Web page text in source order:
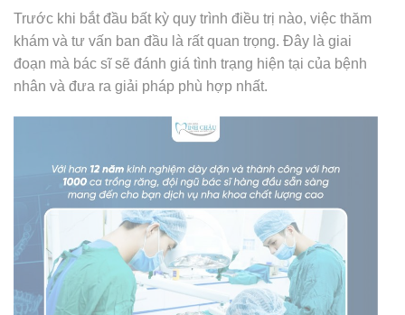
Trước khi bắt đầu bất kỳ quy trình điều trị nào, việc thăm
khám và tư vấn ban đầu là rất quan trọng. Đây là giai
đoạn mà bác sĩ sẽ đánh giá tình trạng hiện tại của bệnh
nhân và đưa ra giải pháp phù hợp nhất.